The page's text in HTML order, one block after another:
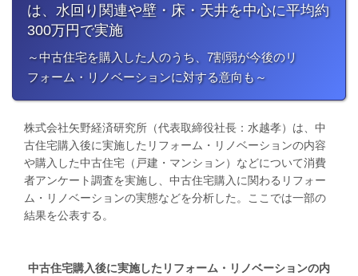
は、水回り関連や壁・床・天井を中心に平均約
300万円で実施
～中古住宅を購入した人のうち、7割弱が今後のリ
フォーム・リノベーションに対する意向も～
株式会社矢野経済研究所（代表取締役社長：水越孝）は、中
古住宅購入後に実施したリフォーム・リノベーションの内容
や購入した中古住宅（戸建・マンション）などについて消費
者アンケート調査を実施し、中古住宅購入に関わるリフォー
ム・リノベーションの実態などを分析した。ここでは一部の
結果を公表する。
中古住宅購入後に実施したリフォーム・リノベーションの内